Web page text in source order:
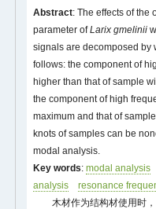
Abstract: The effects of the
parameter ofLarix gmelinii
signals are decomposed by
follows: the component of
higher than that of sample
the component of high
maximum and that of
knots of samples can be
modal analysis.
Key words: modal analysis
analysis
resonance
木材作为结构材使用时